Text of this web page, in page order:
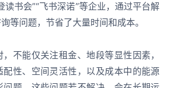
读书会”“飞书深诺”等企业，通过平台解
等问题，节省了大量时间和成本。
不能仅关注租金、地段等显性因素，
配性、空间灵活性，以及成本中的能源